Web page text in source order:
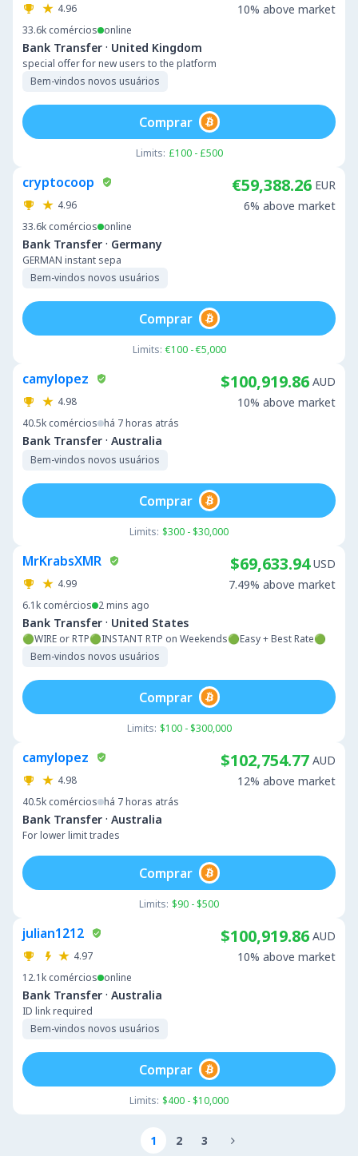
4.96
33.6k comércios online
Bank Transfer · United Kingdom
special offer for new users to the platform
Bem-vindos novos usuários
10% above market
Limits: £100 - £500
Comprar
cryptocoop
4.96
33.6k comércios online
Bank Transfer · Germany
GERMAN instant sepa
Bem-vindos novos usuários
€59,388.26 EUR
6% above market
Limits: €100 - €5,000
Comprar
camylopez
4.98
40.5k comércios há 7 horas atrás
Bank Transfer · Australia
Bem-vindos novos usuários
$100,919.86 AUD
10% above market
Limits: $300 - $30,000
Comprar
MrKrabsXMR
4.99
6.1k comércios 2 mins ago
Bank Transfer · United States
🟢WIRE or RTP🟢INSTANT RTP on Weekends🟢Easy + Best Rate🟢
Bem-vindos novos usuários
$69,633.94 USD
7.49% above market
Limits: $100 - $300,000
Comprar
camylopez
4.98
40.5k comércios há 7 horas atrás
Bank Transfer · Australia
For lower limit trades
$102,754.77 AUD
12% above market
Limits: $90 - $500
Comprar
julian1212
4.97
12.1k comércios online
Bank Transfer · Australia
ID link required
Bem-vindos novos usuários
$100,919.86 AUD
10% above market
Limits: $400 - $10,000
Comprar
1 2 3 